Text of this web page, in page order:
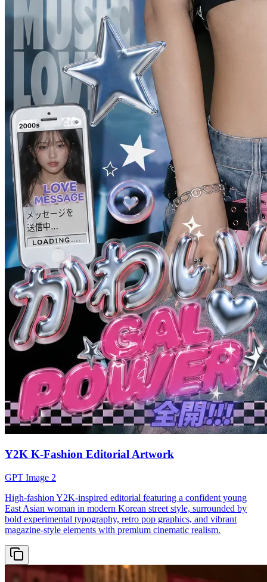
Y2K K-Fashion Editorial Artwork
GPT Image 2
High-fashion Y2K-inspired editorial featuring a confident young
East Asian woman in modern Korean street style, surrounded by
bold experimental typography, retro pop graphics, and vibrant
magazine-style elements with premium cinematic realism.